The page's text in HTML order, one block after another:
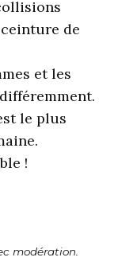
de
et les
le plus
!
modération.